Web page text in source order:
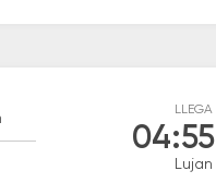
LLEGA
04:55
Lujan